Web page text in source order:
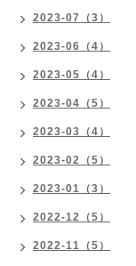
2023-07（3）
2023-06（4）
2023-05（4）
2023-04（5）
2023-03（4）
2023-02（5）
2023-01（3）
2022-12（5）
2022-11（5）